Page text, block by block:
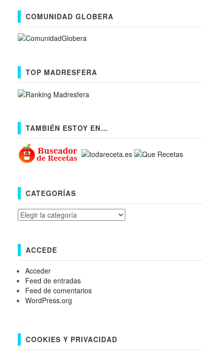
COMUNIDAD GLOBERA
TOP MADRESFERA
TAMBIÉN ESTOY EN…
CATEGORÍAS
Categorías
ACCEDE
Acceder
Feed de entradas
Feed de comentarios
WordPress.org
COOKIES Y PRIVACIDAD